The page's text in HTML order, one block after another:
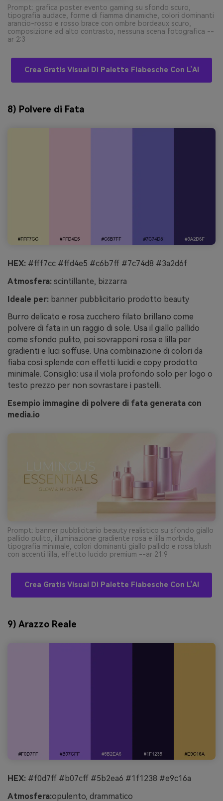
Prompt: grafica poster evento gaming su sfondo scuro,
tipografia audace, forme di fiamma dinamiche, colori dominanti
arancio-rosso e rosso brace con ombre bordeaux scuro,
composizione ad alto contrasto, nessuna scena fotografica --
ar 2:3
Crea Gratis Visual Di Palette Fiabesche Con L’AI
8) Polvere di Fata
HEX: #fff7cc #ffd4e5 #c6b7ff #7c74d8 #3a2d6f
Atmosfera: scintillante, bizzarra
Ideale per: banner pubblicitario prodotto beauty
Burro delicato e rosa zucchero filato brillano come
polvere di fata in un raggio di sole. Usa il giallo pallido
come sfondo pulito, poi sovrapponi rosa e lilla per
gradienti e luci soffuse. Una combinazione di colori da
fiaba così splende con effetti lucidi e copy prodotto
minimale. Consiglio: usa il viola profondo solo per logo o
testo prezzo per non sovrastare i pastelli.
Esempio immagine di polvere di fata generata con
media.io
Prompt: banner pubblicitario beauty realistico su sfondo giallo
pallido pulito, illuminazione gradiente rosa e lilla morbida,
tipografia minimale, colori dominanti giallo pallido e rosa blush
con accenti lilla, effetto lucido premium --ar 21:9
Crea Gratis Visual Di Palette Fiabesche Con L’AI
9) Arazzo Reale
HEX: #f0d7ff #b07cff #5b2ea6 #1f1238 #e9c16a
Atmosfera:opulento, drammatico